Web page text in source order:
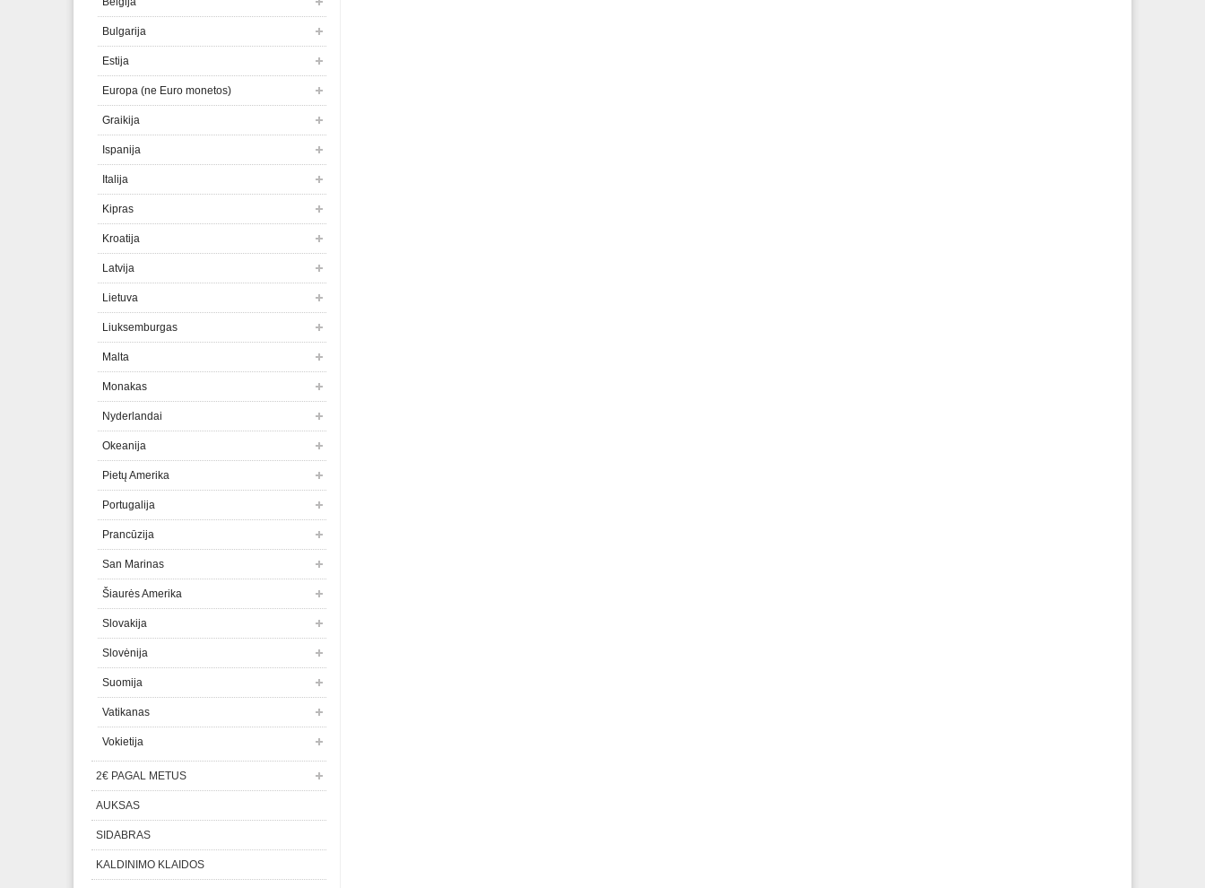
Bulgarija
Estija
Europa (ne Euro monetos)
Graikija
Ispanija
Italija
Kipras
Kroatija
Latvija
Lietuva
Liuksemburgas
Malta
Monakas
Nyderlandai
Okeanija
Pietų Amerika
Portugalija
Prancūzija
San Marinas
Šiaurės Amerika
Slovakija
Slovėnija
Suomija
Vatikanas
Vokietija
2€ PAGAL METUS
AUKSAS
SIDABRAS
KALDINIMO KLAIDOS